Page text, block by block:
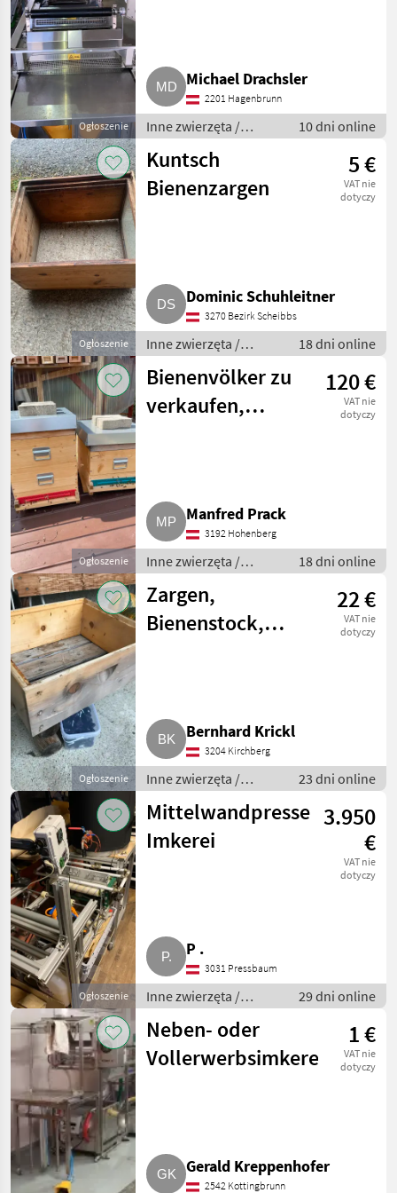
MARKETPLACE
Oferty
dealerów
Ogłoszenia
drobne
Ogłoszenie
Michael Drachsler
2201 Hagenbrunn
Inne zwierzęta /
Pszczoły i
pszczelarstwo
10 dni online
Ogłoszenie
Kuntsch
Bienenzargen
5 €
VAT nie
dotyczy
Dominic Schuhleitner
3270 Bezirk Scheibbs
Inne zwierzęta /
Pszczoły i
pszczelarstwo
18 dni online
Ogłoszenie
Bienenvölker zu
verkaufen,
120 €
VAT nie
dotyczy
Manfred Prack
3192 Hohenberg
Inne zwierzęta /
Pszczoły i
pszczelarstwo
18 dni online
Ogłoszenie
Zargen,
Bienenstock,
22 €
VAT nie
dotyczy
Bernhard Krickl
3204 Kirchberg
Inne zwierzęta /
Pszczoły i
pszczelarstwo
23 dni online
Ogłoszenie
Mittelwandpresse
Imkerei
3.950
€
VAT nie
dotyczy
P .
3031 Pressbaum
Inne zwierzęta /
Pszczoły i
pszczelarstwo
29 dni online
Neben- oder
Vollerwerbsimkerei
1 €
VAT nie
dotyczy
Gerald Kreppenhofer
2542 Kottingbrunn